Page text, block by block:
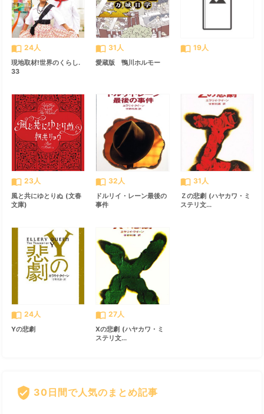
import_contacts 24人
現地取材!世界のくらし.
33
import_contacts 31人
愛蔵版 鴨川ホルモー
import_contacts 19人
import_contacts 23人
風と共にゆとりぬ (文春
文庫)
import_contacts 32人
ドルリイ・レーン最後の
事件
import_contacts 31人
Ｚの悲劇 (ハヤカワ・ミ
ステリ文...
import_contacts 24人
Yの悲劇
import_contacts 27人
Xの悲劇 (ハヤカワ・ミ
ステリ文...
verified_user 30日間で人気のまとめ記事